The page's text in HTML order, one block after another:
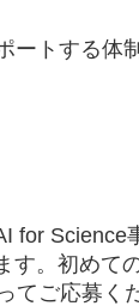
トする体
for
。初めて
ご応募く